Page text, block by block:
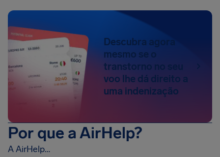
Descubra agora
mesmo se o
transtorno no seu
voo lhe dá direito a
uma indenização
Por que a AirHelp?
A AirHelp…